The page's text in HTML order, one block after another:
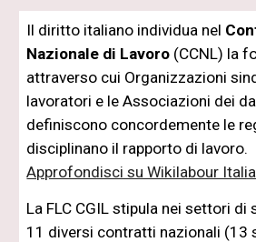
Il diritto italiano individua nel
Nazionale di Lavoro (CCNL) la
attraverso cui Organizzazioni
lavoratori e le Associazioni dei
definiscono concordemente le
disciplinano il rapporto di lavoro.
Approfondisci su Wikilabour Italia
La FLC CGIL stipula nei settori di
11 diversi contratti nazionali (13